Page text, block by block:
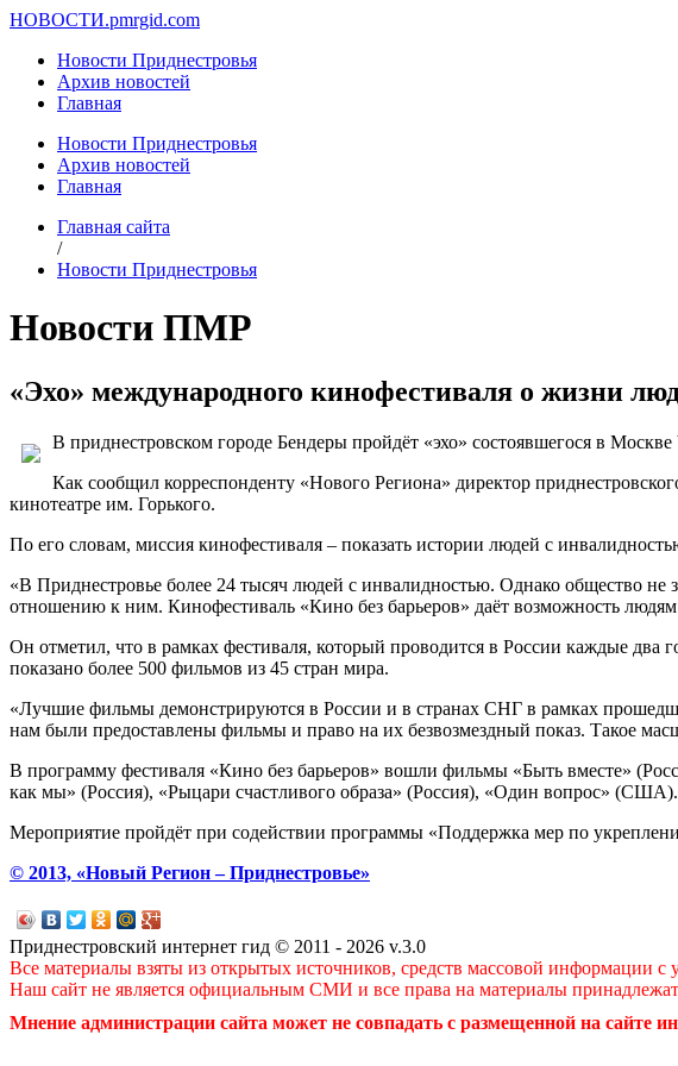
НОВОСТИ.pmrgid.com
Новости Приднестровья
Архив новостей
Главная
Новости Приднестровья
Архив новостей
Главная
Главная сайта
/
Новости Приднестровья
Новости ПМР
«Эхо» международного кинофестиваля о жизни
В приднестровском городе Бендеры пройдёт «эхо» состоявшегося в
Как сообщил корреспонденту «Нового Региона» директор
кинотеатре им. Горького.
По его словам, миссия кинофестиваля – показать истории людей с
«В Приднестровье более 24 тысяч людей с инвалидностью. Однако общество не
отношению к ним. Кинофестиваль «Кино без барьеров» даёт возможность
Он отметил, что в рамках фестиваля, который проводится в России каждые
показано более 500 фильмов из 45 стран мира.
«Лучшие фильмы демонстрируются в России и в странах СНГ в рамках
нам были предоставлены фильмы и право на их безвозмездный показ. Такое
В программу фестиваля «Кино без барьеров» вошли фильмы «Быть вместе»
как мы» (Россия), «Рыцари счастливого образа» (Россия), «Один вопрос» (США).
Мероприятие пройдёт при содействии программы «Поддержка мер по
© 2013, «Новый Регион – Приднестровье»
Приднестровский интернет гид © 2011 - 2026 v.3.0
Все материалы взяты из открытых источников, средств массовой информации с
Наш сайт не является официальным СМИ и все права на материалы
Мнение администрации сайта может не совпадать с размещенной на сайте